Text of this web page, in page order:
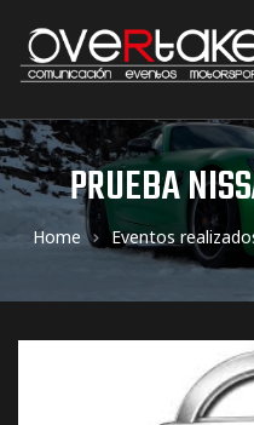
PRUEBA
Home Eventos